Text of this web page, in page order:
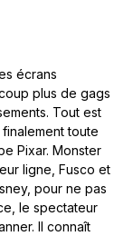
écrans
plus de gags
Tout est
toute
Pixar. Monster
ligne, Fusco et
pour ne pas
le spectateur
Il connaît